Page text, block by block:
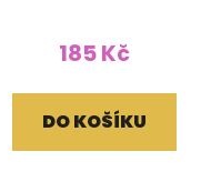
185 Kč
DO KOŠÍKU